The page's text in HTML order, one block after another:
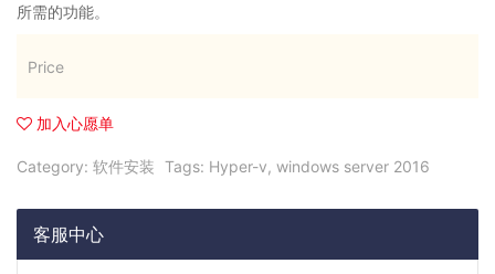
所需的功能。
Price
加入心愿单
Category: 软件安装 Tags: Hyper-v, windows server 2016
客服中心